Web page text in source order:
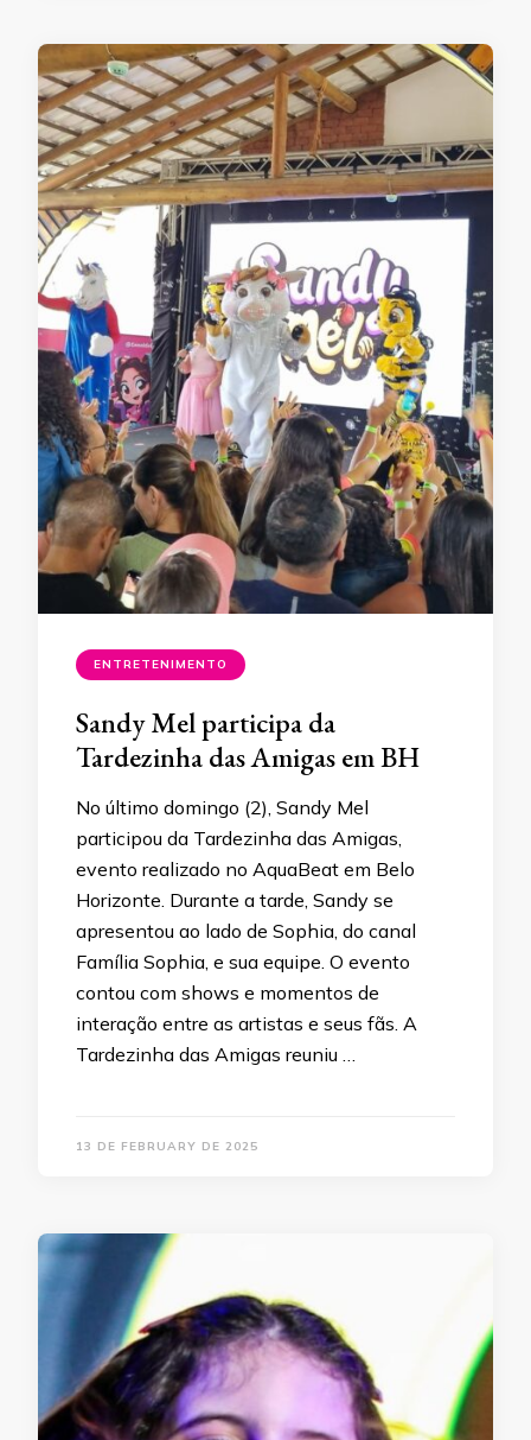
ENTRETENIMENTO
Sandy Mel participa da
Tardezinha das Amigas em BH
No último domingo (2), Sandy Mel
participou da Tardezinha das Amigas,
evento realizado no AquaBeat em Belo
Horizonte. Durante a tarde, Sandy se
apresentou ao lado de Sophia, do canal
Família Sophia, e sua equipe. O evento
contou com shows e momentos de
interação entre as artistas e seus fãs. A
Tardezinha das Amigas reuniu …
13 DE FEBRUARY DE 2025